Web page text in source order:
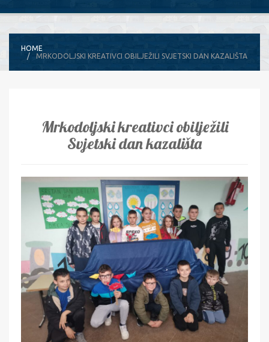
HOME
MRKODOLJSKI KREATIVCI OBILJEŽILI SVJETSKI DAN KAZALIŠTA
Mrkodoljski kreativci obilježili
Svjetski dan kazališta